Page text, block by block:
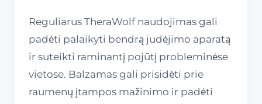
Reguliarus TheraWolf naudojimas gali
padėti palaikyti bendrą judėjimo aparatą
ir suteikti raminantį pojūtį probleminėse
vietose. Balzamas gali prisidėti prie
raumenų įtampos mažinimo ir padėti